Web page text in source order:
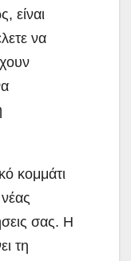
είναι
να
κομμάτι
σας. Η
τη